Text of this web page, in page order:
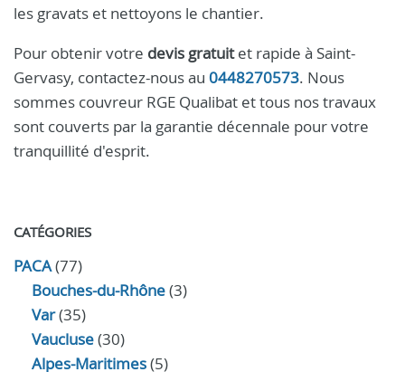
les gravats et nettoyons le chantier.
Pour obtenir votre devis gratuitet rapide à Saint-
Gervasy, contactez-nous au 0448270573. Nous
sommes couvreur RGE Qualibat et tous nos travaux
sont couverts par la garantie décennale pour votre
tranquillité d'esprit.
CATÉGORIES
PACA(77)
Bouches-du-Rhône(3)
Var(35)
Vaucluse(30)
Alpes-Maritimes(5)